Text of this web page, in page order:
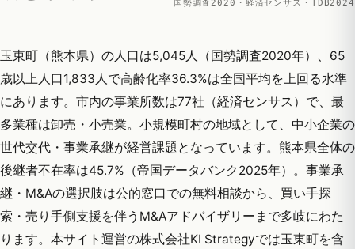
国勢調査2020・経済センサス・TDB2024
玉東町（熊本県）の人口は5,045人（国勢調査2020年）、65
歳以上人口1,833人で高齢化率36.3%は全国平均を上回る水準
にあります。市内の事業所数は77社（経済センサス）で、最
多業種は卸売・小売業。小規模町村の地域として、中小企業の
世代交代・事業承継が経営課題となっています。熊本県全体の
後継者不在率は45.7%（帝国データバンク2025年）。事業承
継・M&Aの選択肢は公的窓口での無料相談から、買い手探
索・売り手側支援を伴うM&Aアドバイザリーまで多岐にわた
ります。本サイト運営の株式会社KI Strategyでは玉東町を含